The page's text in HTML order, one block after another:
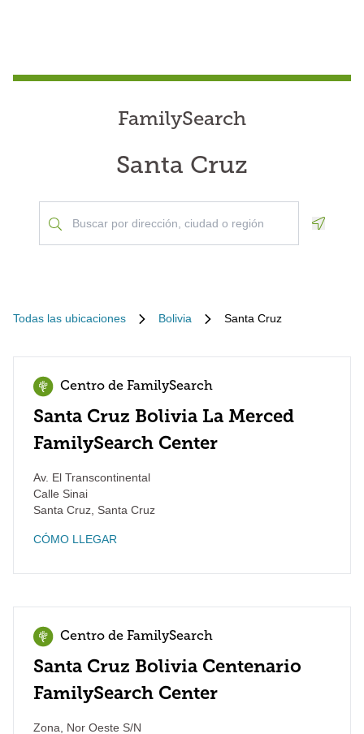
FamilySearch
Santa Cruz
Todas las ubicaciones Bolivia Santa Cruz
Centro de FamilySearch
Santa Cruz Bolivia La Merced
FamilySearch Center
Av. El Transcontinental
Calle Sinai
Santa Cruz Santa Cruz
CÓMO LLEGAR
Centro de FamilySearch
Santa Cruz Bolivia Centenario
FamilySearch Center
Zona, Nor Oeste S/N